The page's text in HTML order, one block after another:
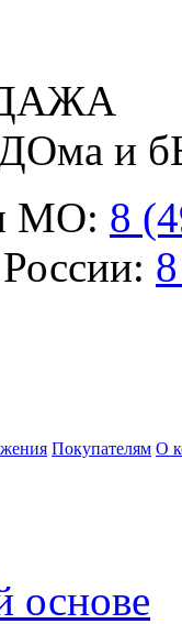
и
МО: 8
Покупателям О
основе